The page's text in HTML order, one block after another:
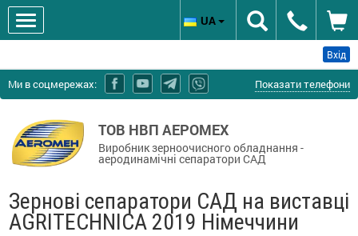
Вхід
Ми в соцмережах: Показати телефони
ТОВ НВП АЕРОМЕХ
Виробник зерноочисного обладнання -
аеродинамічні сепаратори САД
UA
Зернові сепаратори САД на виставці
AGRITECHNICA 2019 Німеччини